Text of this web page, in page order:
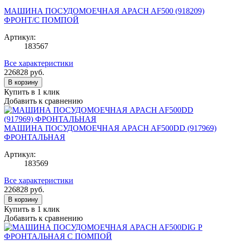
МАШИНА ПОСУДОМОЕЧНАЯ APACH AF500 (918209)
ФРОНТ/С ПОМПОЙ
Артикул:
183567
Все характеристики
226828 руб.
В корзину
Купить в 1 клик
Добавить к сравнению
МАШИНА ПОСУДОМОЕЧНАЯ APACH AF500DD (917969)
ФРОНТАЛЬНАЯ
Артикул:
183569
Все характеристики
226828 руб.
В корзину
Купить в 1 клик
Добавить к сравнению